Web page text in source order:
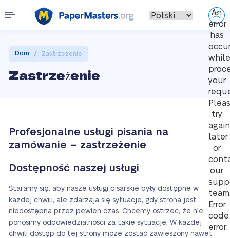
An
error
has
while
your
try
again
later
or
our
Error
code
error:
Dom / Zastrzeżenie
Zastrzeżenie
Profesjonalne usługi pisania na
zamówanie – zastrzeżenie
Dostępność naszej usługi
Staramy się, aby nasze usługi pisarskie były dostępne w
każdej chwili, ale zdarzają się sytuacje, gdy strona jest
niedostępna przez pewien czas. Chcemy ostrzec, że nie
ponosimy odpowiedzialności za takie sytuacje. W każdej
chwili dostęp do tej strony może zostać zawieszony nawet